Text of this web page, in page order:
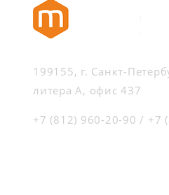
199155, г. Санкт-
литера А, офис 437
+7 (812) 960-20-90 / +7